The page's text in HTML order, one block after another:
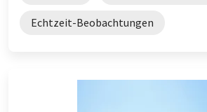
Echtzeit-Beobachtungen